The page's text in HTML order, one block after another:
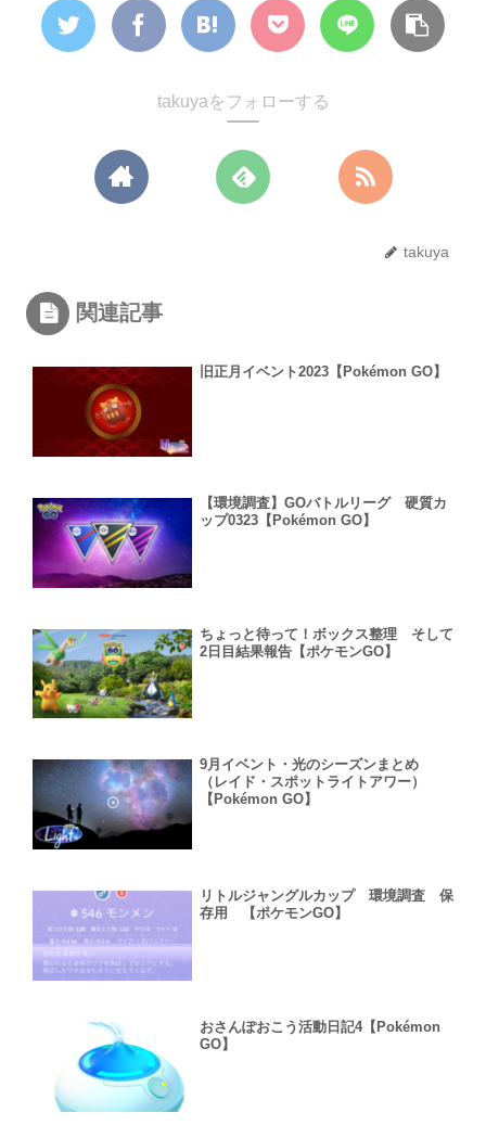
takuyaをフォローする
takuya
関連記事
旧正月イベント2023【Pokémon GO】
【環境調査】GOバトルリーグ 硬質カ
ップ0323【Pokémon GO】
ちょっと待って！ボックス整理 そして
2日目結果報告【ポケモンGO】
9月イベント・光のシーズンまとめ
（レイド・スポットライトアワー）
【Pokémon GO】
リトルジャングルカップ 環境調査 保
存用 【ポケモンGO】
おさんぽおこう活動日記4【Pokémon
GO】